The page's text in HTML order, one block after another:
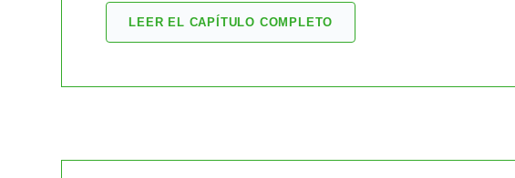
LEER EL CAPÍTULO COMPLETO